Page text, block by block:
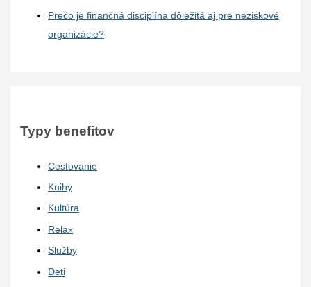
Prečo je finančná disciplína dôležitá aj pre neziskové
organizácie?
Typy benefitov
Cestovanie
Knihy
Kultúra
Relax
Služby
Deti